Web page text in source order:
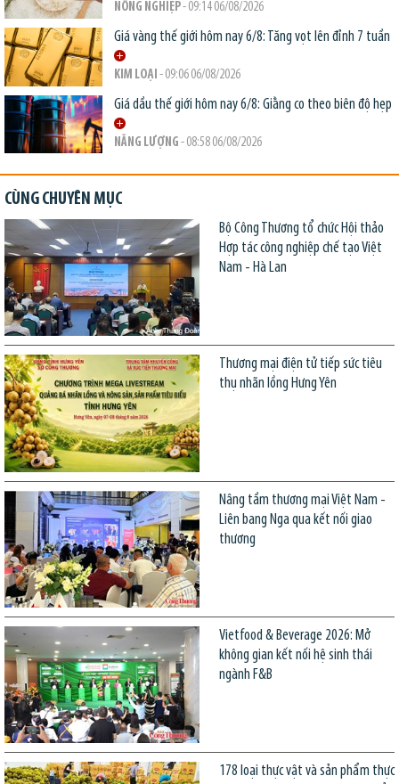
NÔNG NGHIỆP- 09:14 06/08/2026
Giá vàng thế giới hôm nay 6/8: Tăng vọt lên đỉnh 7 tuần
KIM LOẠI - 09:06 06/08/2026
Giá dầu thế giới hôm nay 6/8: Giằng co theo biên độ hẹp
NĂNG LƯỢNG - 08:58 06/08/2026
CÙNG CHUYÊN MỤC
Bộ Công Thương tổ chức Hội thảo
Hợp tác công nghiệp chế tạo Việt
Nam - Hà Lan
Thương mại điện tử tiếp sức tiêu
thụ nhãn lồng Hưng Yên
Nâng tầm thương mại Việt Nam -
Liên bang Nga qua kết nối giao
thương
Vietfood & Beverage 2026: Mở
không gian kết nối hệ sinh thái
ngành F&B
178 loại thực vật và sản phẩm thực